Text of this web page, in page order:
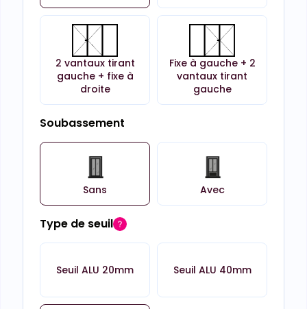
2 vantaux tirant
gauche + fixe à
droite
Fixe à gauche + 2
vantaux tirant
gauche
Soubassement
Sans Avec
Type de seuil
Seuil ALU 20mm Seuil ALU 40mm